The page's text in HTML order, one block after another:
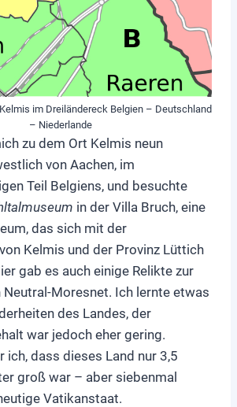
im Dreiländereck Belgien – Deutschland
– Niederlande
zu dem Ort Kelmis neun
von Aachen, im
Teil Belgiens, und besuchte
in der Villa Bruch, eine
das sich mit der
Kelmis und der Provinz Lüttich
gab es auch einige Relikte zur
Neutral-Moresnet. Ich lernte etwas
des Landes, der
war jedoch eher gering.
ich, dass dieses Land nur 3,5
groß war – aber siebenmal
Vatikanstaat.